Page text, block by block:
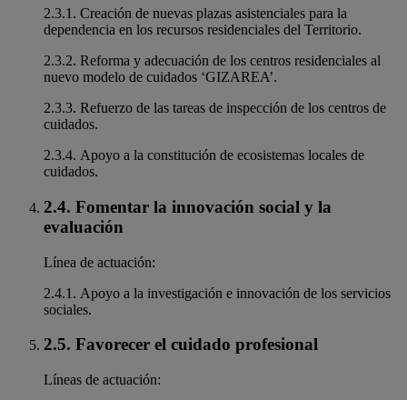
2.3.1. Creación de nuevas plazas asistenciales para la
dependencia en los recursos residenciales del Territorio.
2.3.2. Reforma y adecuación de los centros residenciales al
nuevo modelo de cuidados ‘GIZAREA’.
2.3.3. Refuerzo de las tareas de inspección de los centros de
cuidados.
2.3.4. Apoyo a la constitución de ecosistemas locales de
cuidados.
2.4. Fomentar la innovación social y la
evaluación
Línea de actuación:
2.4.1. Apoyo a la investigación e innovación de los servicios
sociales.
2.5. Favorecer el cuidado profesional
Líneas de actuación: